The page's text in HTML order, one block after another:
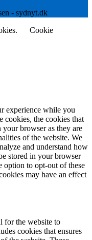
- sydnyt.dk
Cookie
experience while you
cookies, the cookies that
your browser as they are
of the website. We
and understand how
stored in your browser
option to opt-out of these
may have an effect
for the website to
cookies that ensures